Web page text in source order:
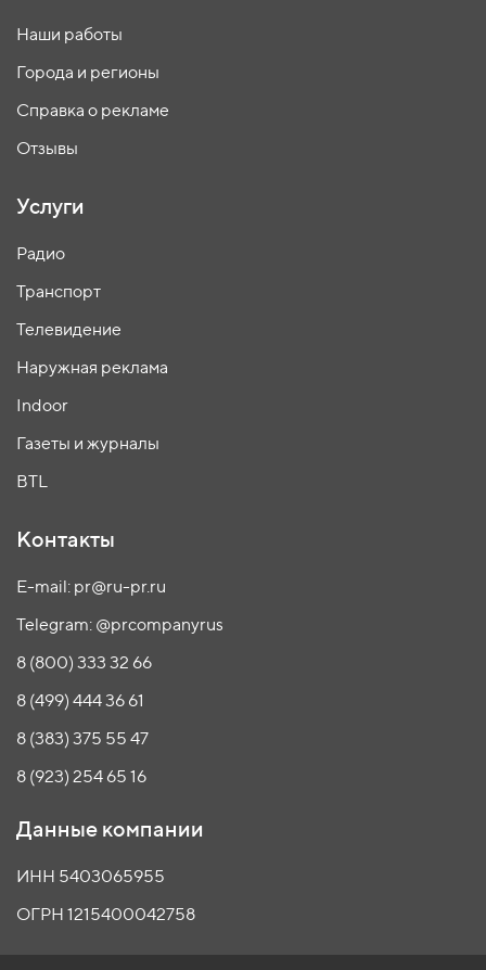
Наши работы
Города и регионы
Справка о рекламе
Отзывы
Услуги
Радио
Транспорт
Телевидение
Наружная реклама
Indoor
Газеты и журналы
BTL
Контакты
E-mail: pr@ru-pr.ru
Telegram: @prcompanyrus
8 (800) 333 32 66
8 (499) 444 36 61
8 (383) 375 55 47
8 (923) 254 65 16
Данные компании
ИНН 5403065955
ОГРН 1215400042758